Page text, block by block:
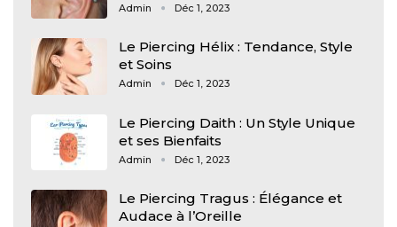
Admin Déc 1, 2023
Le Piercing Hélix : Tendance, Style
et Soins
Admin Déc 1, 2023
Le Piercing Daith : Un Style Unique
et ses Bienfaits
Admin Déc 1, 2023
Le Piercing Tragus : Élégance et
Audace à l’Oreille